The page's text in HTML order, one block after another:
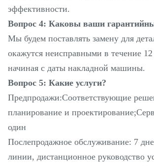
эффективности.
Вопрос 4: Каковы ваши
Мы будем поставлять замену для
окажутся неисправными в течение 12
начиная с даты накладной машины.
Вопрос 5: Какие услуги?
Предпродажи:Соответствующие
планирование и
один
Послепродажное обслуживание: 7
линии, дистанционное руководство